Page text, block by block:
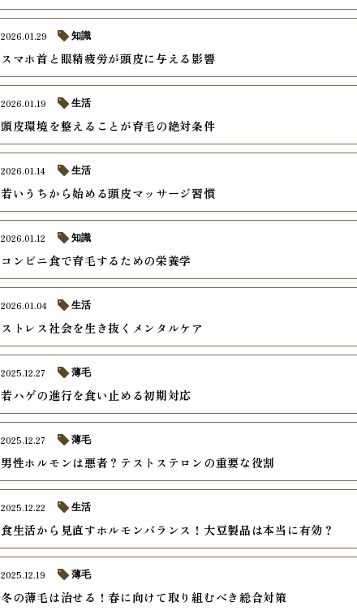
スマホ首と眼精疲労が頭皮に与える影響
2026.01.29 知識
頭皮環境を整えることが育毛の絶対条件
2026.01.19 生活
若いうちから始める頭皮マッサージ習慣
2026.01.14 生活
コンビニ食で育毛するための栄養学
2026.01.12 知識
ストレス社会を生き抜くメンタルケア
2026.01.04 生活
若ハゲの進行を食い止める初期対応
2025.12.27 薄毛
男性ホルモンは悪者？テストステロンの重要な役割
2025.12.27 薄毛
食生活から見直すホルモンバランス！大豆製品は本当に有効？
2025.12.22 生活
冬の薄毛は治せる！春に向けて取り組むべき総合対策
2025.12.19 薄毛